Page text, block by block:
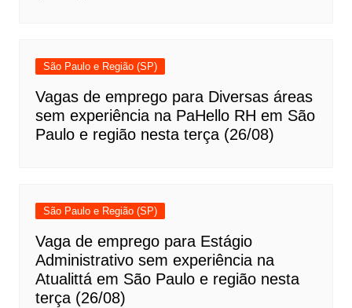
São Paulo e Região (SP)
Vagas de emprego para Diversas áreas
sem experiência na PaHello RH em São
Paulo e região nesta terça (26/08)
São Paulo e Região (SP)
Vaga de emprego para Estágio
Administrativo sem experiência na
Atualittá em São Paulo e região nesta
terça (26/08)